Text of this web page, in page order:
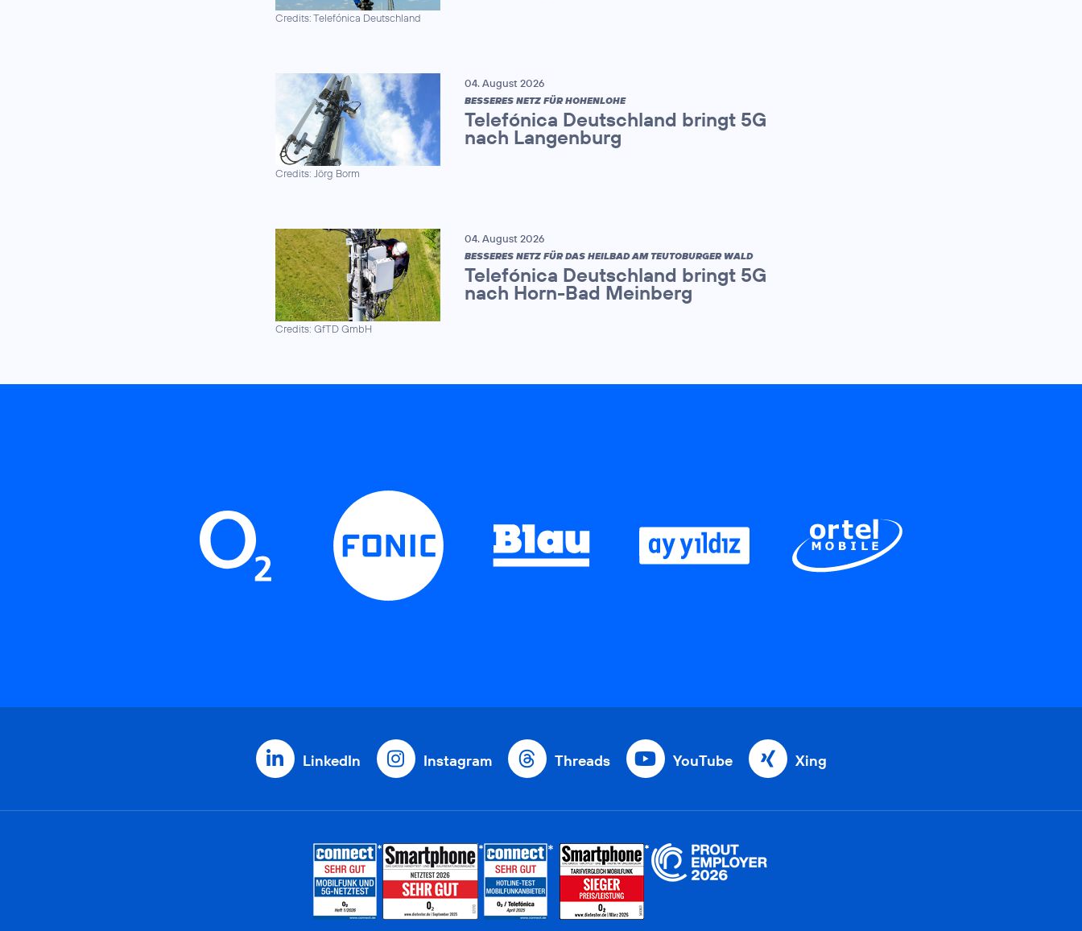
Credits: Telefónica Deutschland
Credits: Jörg Borm
04. August 2026
BESSERES NETZ FÜR HOHENLOHE
Telefónica Deutschland bringt 5G
nach Langenburg
Credits: GfTD GmbH
04. August 2026
BESSERES NETZ FÜR DAS HEILBAD AM TEUTOBURGER WALD
Telefónica Deutschland bringt 5G
nach Horn-Bad Meinberg
LinkedIn Instagram Threads YouTube Xing